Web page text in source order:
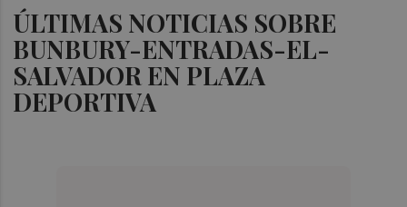
ÚLTIMAS NOTICIAS SOBRE
BUNBURY-ENTRADAS-EL-
SALVADOR EN PLAZA
DEPORTIVA